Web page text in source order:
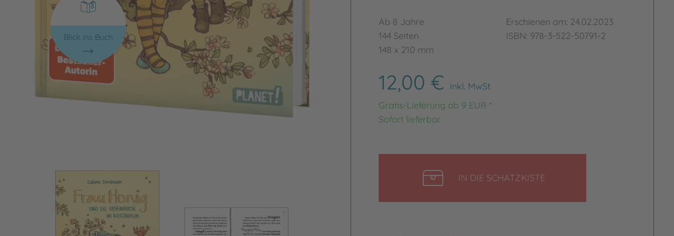
Blick ins Buch
Ab 8 Jahre
144 Seiten
148 x 210 mm
Erschienen am: 24.02.2023
ISBN: 978-3-522-50791-2
12,00 € inkl. MwSt
Gratis-Lieferung ab 9 EUR *
Sofort lieferbar
IN DIE SCHATZKISTE